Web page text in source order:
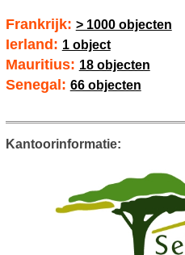
Frankrijk: > 1000 objecten
Ierland: 1 object
Mauritius: 18 objecten
Senegal: 66 objecten
Kantoorinformatie: